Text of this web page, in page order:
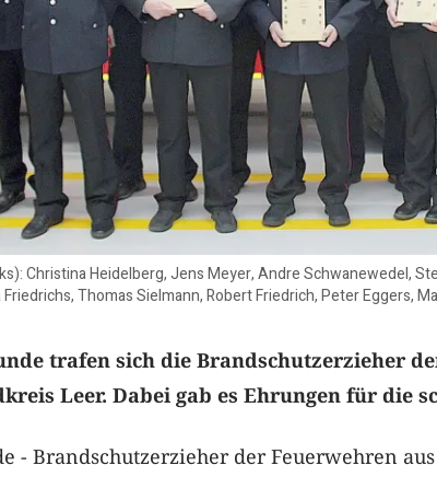
Christina Heidelberg, Jens Meyer, Andre Schwanewedel,
Friedrichs, Thomas Sielmann, Robert Friedrich, Peter Eggers,
trafen sich die Brandschutzerzieher
Leer. Dabei gab es Ehrungen für die
- Brandschutzerzieher der Feuerwehren